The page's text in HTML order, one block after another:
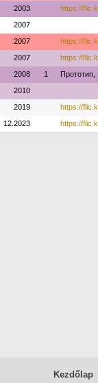
2003 https://
2007
2007 https://
2007 https://
2008 1
2010
2019 https://
12.2023 https://
Kezdőlap